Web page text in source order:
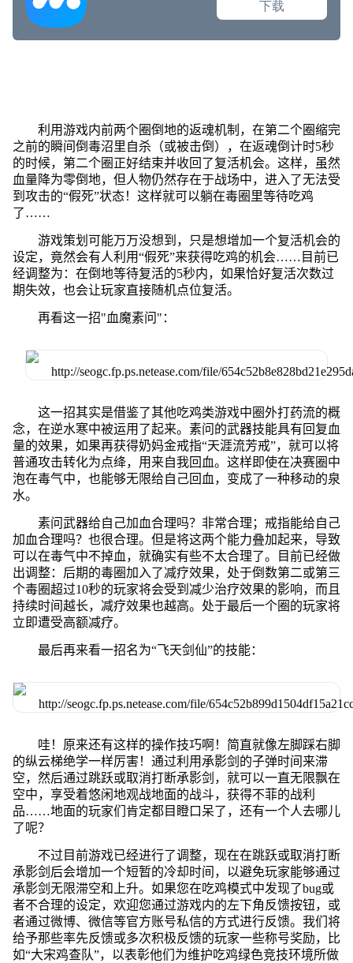
利用游戏内前两个圈倒地的返魂机制，在第二个圈缩完
之前的瞬间倒毒沼里自杀（或被击倒），在返魂倒计时5秒
的时候，第二个圈正好结束并收回了复活机会。这样，虽然
血量降为零倒地，但人物仍然存在于战场中，进入了无法受
到攻击的“假死”状态！这样就可以躺在毒圈里等待吃鸡
了……
游戏策划可能万万没想到，只是想增加一个复活机会的
设定，竟然会有人利用“假死”来获得吃鸡的机会……目前已
经调整为：在倒地等待复活的5秒内，如果恰好复活次数过
期失效，也会让玩家直接随机点位复活。
再看这一招"血魔素问"：
这一招其实是借鉴了其他吃鸡类游戏中圈外打药流的概
念，在逆水寒中被运用了起来。素问的武器技能具有回复血
量的效果，如果再获得奶妈金戒指“天涯流芳戒”，就可以将
普通攻击转化为点绛，用来自我回血。这样即使在决赛圈中
泡在毒气中，也能够无限给自己回血，变成了一种移动的泉
水。
素问武器给自己加血合理吗？非常合理；戒指能给自己
加血合理吗？也很合理。但是将这两个能力叠加起来，导致
可以在毒气中不掉血，就确实有些不太合理了。目前已经做
出调整：后期的毒圈加入了减疗效果，处于倒数第二或第三
个毒圈超过10秒的玩家将会受到减少治疗效果的影响，而且
持续时间越长，减疗效果也越高。处于最后一个圈的玩家将
立即遭受高额减疗。
最后再来看一招名为“飞天剑仙”的技能：
哇！原来还有这样的操作技巧啊！简直就像左脚踩右脚
的纵云梯绝学一样厉害！通过利用承影剑的子弹时间来滞
空，然后通过跳跃或取消打断承影剑，就可以一直无限飘在
空中，享受着悠闲地观战地面的战斗，获得不菲的战利
品……地面的玩家们肯定都目瞪口呆了，还有一个人去哪儿
了呢？
不过目前游戏已经进行了调整，现在在跳跃或取消打断
承影剑后会增加一个短暂的冷却时间，以避免玩家能够通过
承影剑无限滞空和上升。如果您在吃鸡模式中发现了bug或
者不合理的设定，欢迎您通过游戏内的左下角反馈按钮，或
者通过微博、微信等官方账号私信的方式进行反馈。我们将
给予那些率先反馈或多次积极反馈的玩家一些称号奖励，比
如“大宋鸡查队”，以表彰他们为维护吃鸡绿色竞技环境所做